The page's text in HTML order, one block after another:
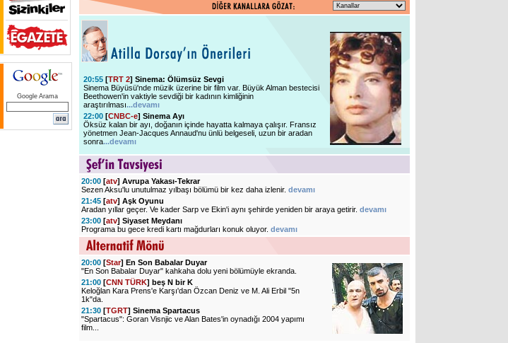
Google Arama
20:55 [TRT 2] Sinema: Ölümsüz Sevgi
Sinema Büyüsü'nde müzik üzerine bir film var. Büyük Alman bestecisi
Beethowen'in vaktiyle sevdiği bir kadının kimliğinin
araştırılması...devamı
22:00 [CNBC-e] Sinema Ayı
Öksüz kalan bir ayı, doğanın içinde hayatta kalmaya çalışır. Fransız
yönetmen Jean-Jacques Annaud'nu ünlü belgeseli, uzun bir aradan
sonra...devamı
20:00 [atv] Avrupa Yakası-Tekrar
Sezen Aksu'lu unutulmaz yılbaşı bölümü bir kez daha izlenir. devamı
21:45 [atv] Aşk Oyunu
Aradan yıllar geçer. Ve kader Sarp ve Ekin'i aynı şehirde yeniden bir araya getirir. devamı
23:00 [atv] Siyaset Meydanı
Programa bu gece kredi kartı mağdurları konuk oluyor. devamı
20:00 [Star] En Son Babalar Duyar
"En Son Babalar Duyar" kahkaha dolu yeni bölümüyle ekranda.
21:00 [CNN TÜRK] beş N bir K
Keloğlan Kara Prens'e Karşı'dan Özcan Deniz ve M. Ali Erbil "5n
1k"da.
21:30 [TGRT] Sinema Spartacus
"Spartacus": Goran Visnjic ve Alan Bates'in oynadığı 2004 yapımı
film...